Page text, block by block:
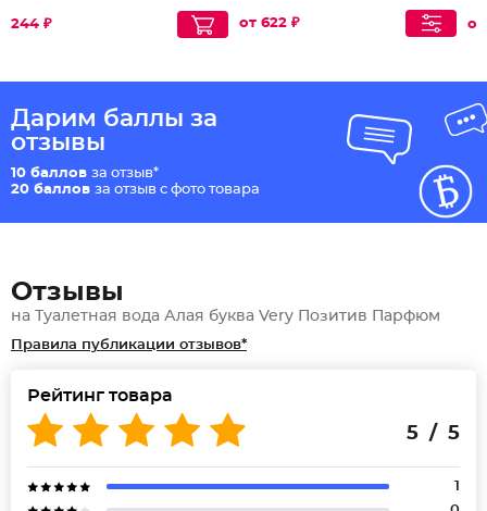
244 ₽ от 622 ₽ от
Дарим баллы за
отзывы
10 баллов за отзыв*
20 баллов за отзыв с фото товара
Отзывы
на Туалетная вода Алая буква Very Позитив Парфюм
Правила публикации отзывов*
Рейтинг товара
5 / 5
1